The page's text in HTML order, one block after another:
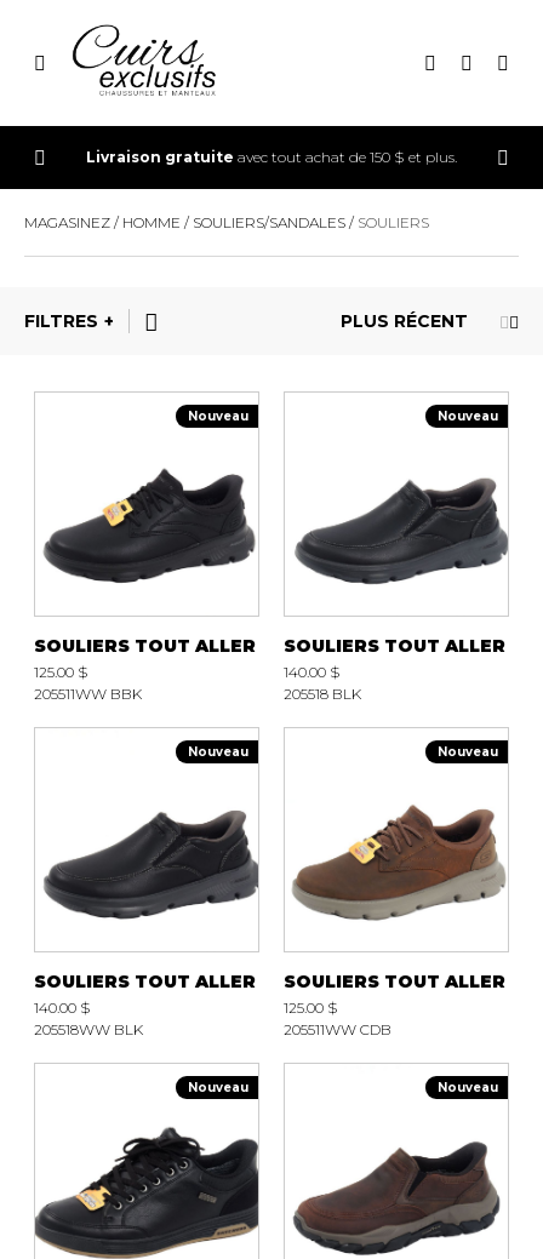
CONNEXION
INSCRIPTION
Livraison gratuite avec tout achat de 150 $ et plus.
MAGASINEZ HOMME SOULIERS/SANDALES SOULIERS
FILTRES
Nouveau
SOULIERS TOUT ALLER
125.00 $
205511WW BBK
Nouveau
SOULIERS TOUT ALLER
140.00 $
205518 BLK
Nouveau
SOULIERS TOUT ALLER
140.00 $
205518WW BLK
Nouveau
SOULIERS TOUT ALLER
125.00 $
205511WW CDB
Nouveau Nouveau